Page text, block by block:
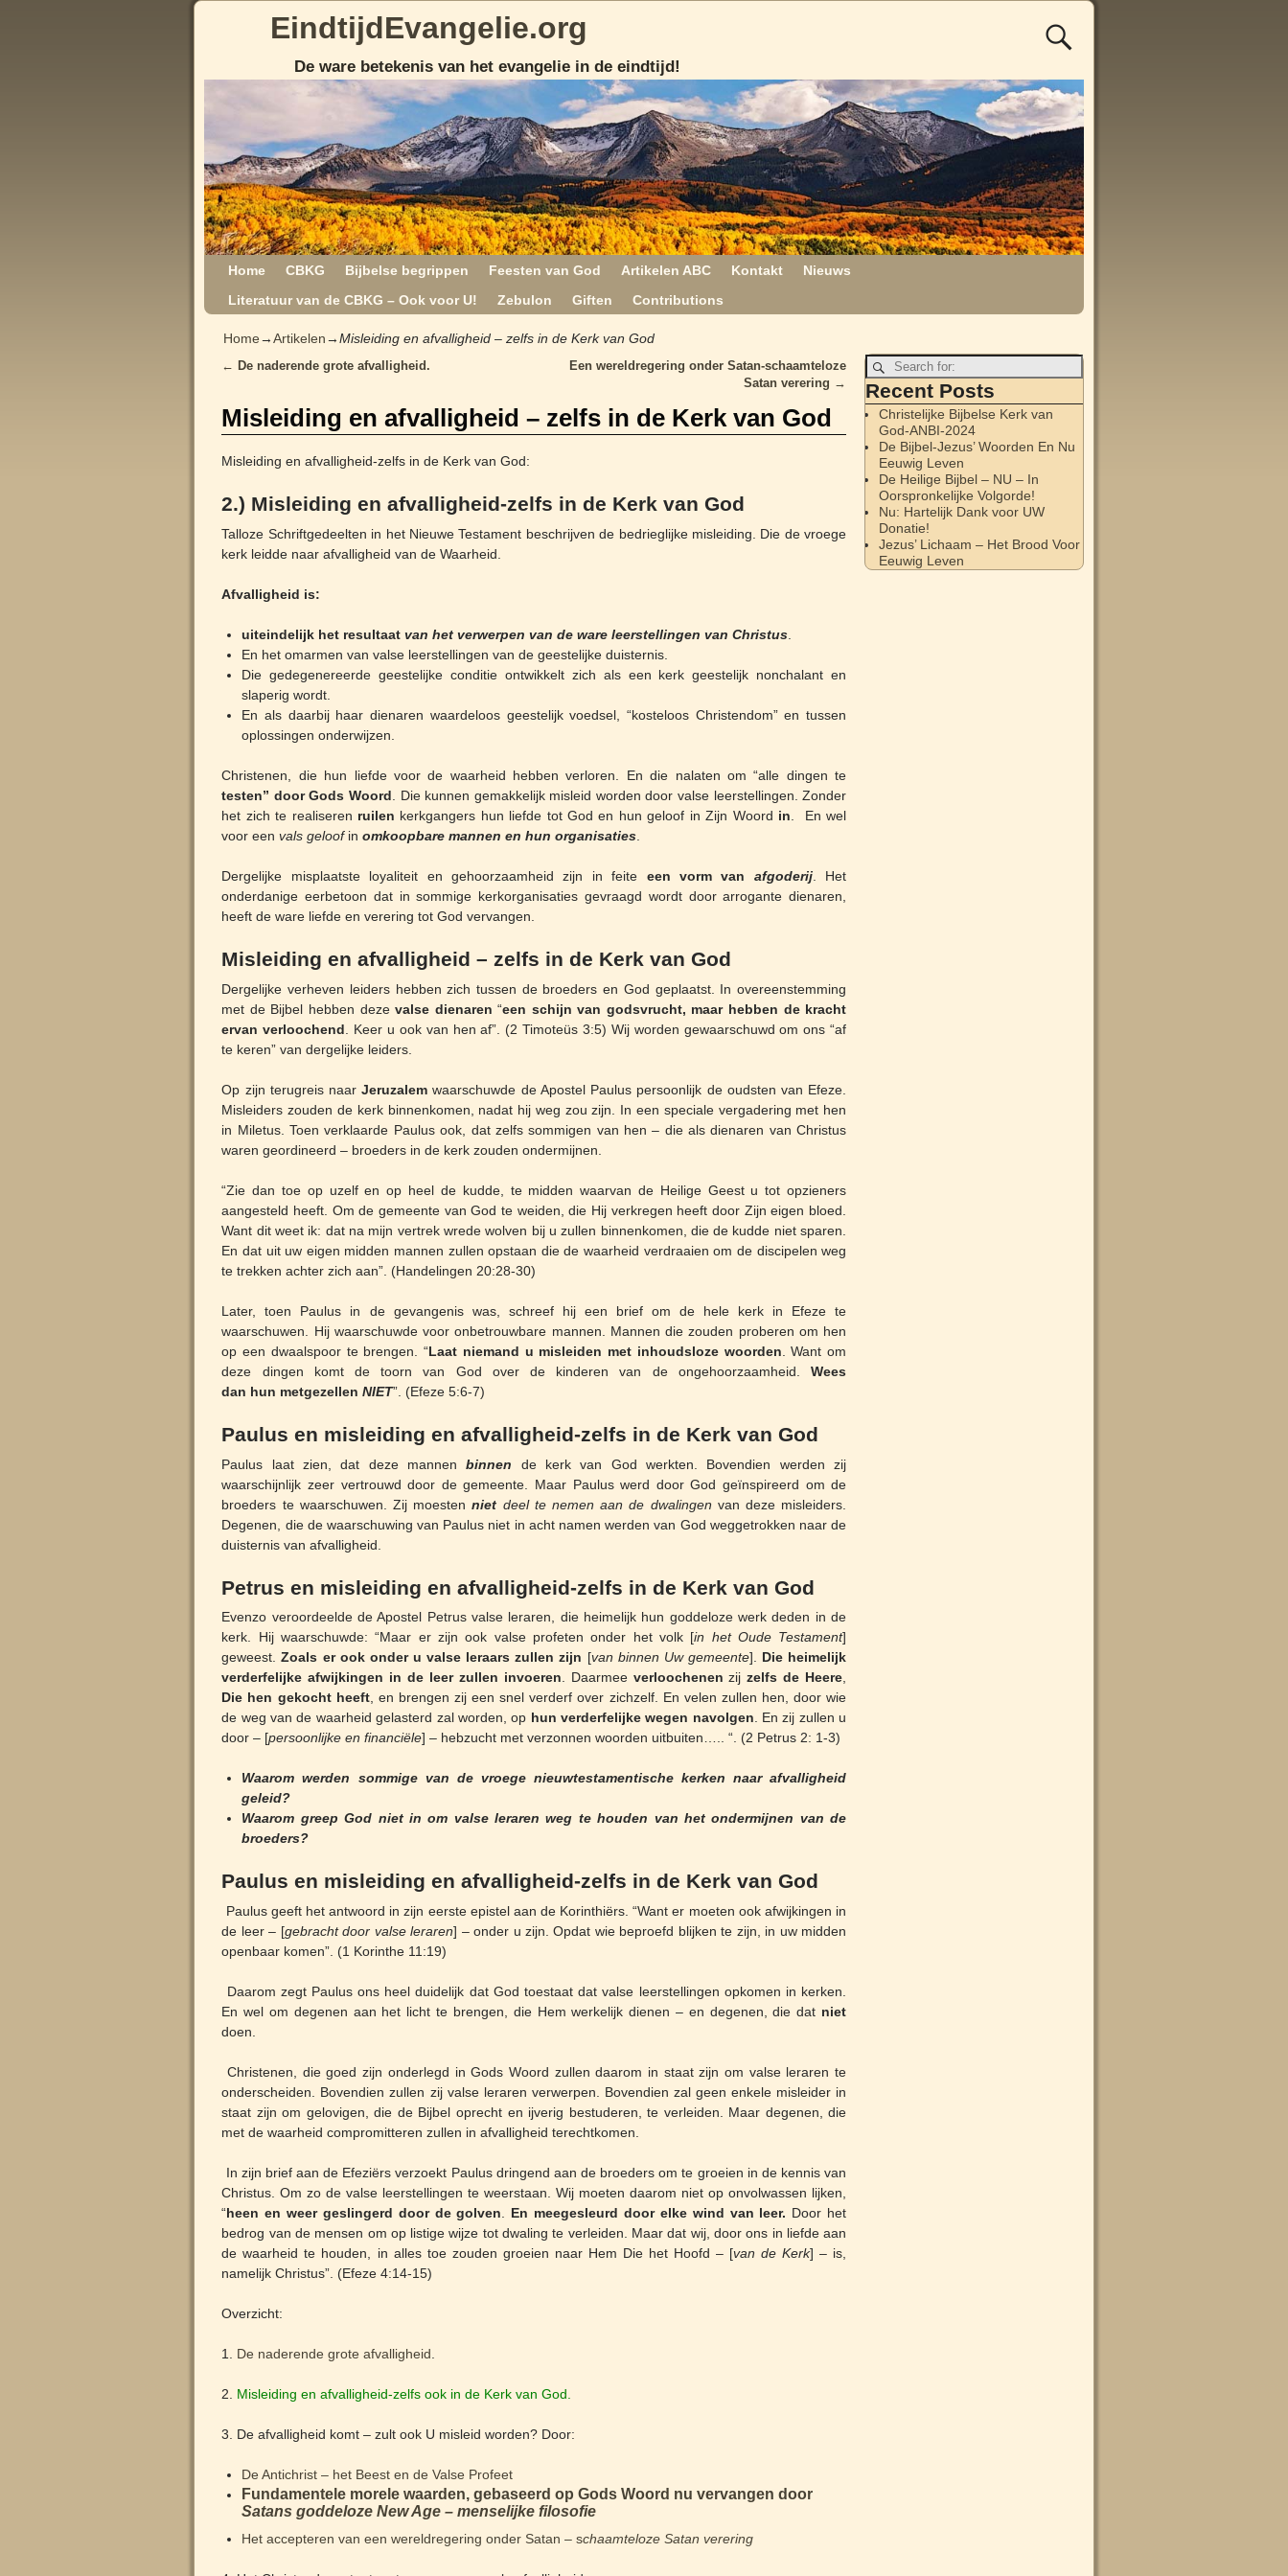
EindtijdEvangelie.org
De ware betekenis van het evangelie in de eindtijd!
Home CBKG Bijbelse begrippen Feesten van God Artikelen ABC Kontakt
Nieuws
Literatuur van de CBKG – Ook voor U!
Zebulon Giften Contributions
Home→Artikelen→Misleiding en afvalligheid – zelfs in de Kerk van God
← De naderende grote afvalligheid.
Een wereldregering onder Satan-schaamteloze
Satan verering →
Misleiding en afvalligheid – zelfs in de Kerk van God
Misleiding en afvalligheid-zelfs in de Kerk van God:
2.) Misleiding en afvalligheid-zelfs in de Kerk van God
Talloze Schriftgedeelten in het Nieuwe Testament beschrijven de bedrieglijke misleiding. Die de vroege
kerk leidde naar afvalligheid van de Waarheid.
Afvalligheid is:
uiteindelijk het resultaat van het verwerpen van de ware leerstellingen van Christus.
En het omarmen van valse leerstellingen van de geestelijke duisternis.
Die gedegenereerde geestelijke conditie ontwikkelt zich als een kerk geestelijk nonchalant en
slaperig wordt.
En als daarbij haar dienaren waardeloos geestelijk voedsel, “kosteloos Christendom” en tussen
oplossingen onderwijzen.
Christenen, die hun liefde voor de waarheid hebben verloren. En die nalaten om “alle dingen te
testen” door Gods Woord. Die kunnen gemakkelijk misleid worden door valse leerstellingen. Zonder
het zich te realiseren ruilen kerkgangers hun liefde tot God en hun geloof in Zijn Woord in. En wel
voor eenvals geloofinomkoopbare mannen en hun organisaties.
Dergelijke misplaatste loyaliteit en gehoorzaamheid zijn in feite een vorm van afgoderij. Het
onderdanige eerbetoon dat in sommige kerkorganisaties gevraagd wordt door arrogante dienaren,
heeft de ware liefde en verering tot God vervangen.
Misleiding en afvalligheid – zelfs in de Kerk van God
Dergelijke verheven leiders hebben zich tussen de broeders en God geplaatst. In overeenstemming
met de Bijbel hebben dezevalse dienaren “een schijn van godsvrucht, maar hebben de kracht
ervan verloochend . Keer u ook van hen af”. (2 Timoteüs 3:5) Wij worden gewaarschuwd om ons “af
te keren” van dergelijke leiders.
Op zijn terugreis naarJeruzalem waarschuwde de Apostel Paulus persoonlijk de oudsten van Efeze.
Misleiders zouden de kerk binnenkomen, nadat hij weg zou zijn. In een speciale vergadering met hen
in Miletus. Toen verklaarde Paulus ook, dat zelfs sommigen van hen – die als dienaren van Christus
waren geordineerd – broeders in de kerk zouden ondermijnen.
“Zie dan toe op uzelf en op heel de kudde, te midden waarvan de Heilige Geest u tot opzieners
aangesteld heeft. Om de gemeente van God te weiden, die Hij verkregen heeft door Zijn eigen bloed.
Want dit weet ik: dat na mijn vertrek wrede wolven bij u zullen binnenkomen, die de kudde niet sparen.
En dat uit uw eigen midden mannen zullen opstaan die de waarheid verdraaien om de discipelen weg
te trekken achter zich aan”. (Handelingen 20:28-30)
Later, toen Paulus in de gevangenis was, schreef hij een brief om de hele kerk in Efeze te
waarschuwen. Hij waarschuwde voor onbetrouwbare mannen. Mannen die zouden proberen om hen
op een dwaalspoor te brengen. “Laat niemand u misleiden met inhoudsloze woorden . Want om
deze dingen komt de toorn van God over de kinderen van de ongehoorzaamheid.Wees
dan hun metgezellenNIET”. (Efeze 5:6-7)
Paulus en misleiding en afvalligheid-zelfs in de Kerk van God
Paulus laat zien, dat deze mannenbinnen de kerk van God werkten. Bovendien werden zij
waarschijnlijk zeer vertrouwd door de gemeente. Maar Paulus werd door God geïnspireerd om de
broeders te waarschuwen. Zij moestenniet deel te nemen aan de dwalingen van deze misleiders.
Degenen, die de waarschuwing van Paulus niet in acht namen werden van God weggetrokken naar de
duisternis van afvalligheid.
Petrus en misleiding en afvalligheid-zelfs in de Kerk van God
Evenzo veroordeelde de Apostel Petrus valse leraren, die heimelijk hun goddeloze werk deden in de
kerk. Hij waarschuwde: “Maar er zijn ook valse profeten onder het volk [in het Oude Testament]
geweest.Zoals er ook onder u valse leraars zullen zijn [van binnen Uw gemeente]. Die heimelijk
verderfelijke afwijkingen in de leer zullen invoeren. Daarmee verloochenen zijzelfs de Heere,
Die hen gekocht heeft, en brengen zij een snel verderf over zichzelf. En velen zullen hen, door wie
de weg van de waarheid gelasterd zal worden, op hun verderfelijke wegen navolgen. En zij zullen u
door – [persoonlijke en financiële] – hebzucht met verzonnen woorden uitbuiten….. “. (2 Petrus 2: 1-3)
Waarom werden sommige van de vroege nieuwtestamentische kerken naar afvalligheid
geleid?
Waarom greep God niet in om valse leraren weg te houden van het ondermijnen van de
broeders?
Paulus en misleiding en afvalligheid-zelfs in de Kerk van God
Paulus geeft het antwoord in zijn eerste epistel aan de Korinthiërs. “Want er moeten ook afwijkingen in
de leer – [gebracht door valse leraren] – onder u zijn. Opdat wie beproefd blijken te zijn, in uw midden
openbaar komen”. (1 Korinthe 11:19)
Daarom zegt Paulus ons heel duidelijk dat God toestaat dat valse leerstellingen opkomen in kerken.
En wel om degenen aan het licht te brengen, die Hem werkelijk dienen – en degenen, die dat niet
doen.
Christenen, die goed zijn onderlegd in Gods Woord zullen daarom in staat zijn om valse leraren te
onderscheiden. Bovendien zullen zij valse leraren verwerpen. Bovendien zal geen enkele misleider in
staat zijn om gelovigen, die de Bijbel oprecht en ijverig bestuderen, te verleiden. Maar degenen, die
met de waarheid compromitteren zullen in afvalligheid terechtkomen.
In zijn brief aan de Efeziërs verzoekt Paulus dringend aan de broeders om te groeien in de kennis van
Christus. Om zo de valse leerstellingen te weerstaan. Wij moeten daarom niet op onvolwassen lijken,
“heen en weer geslingerd door de golven. En meegesleurd door elke wind van leer. Door het
bedrog van de mensen om op listige wijze tot dwaling te verleiden. Maar dat wij, door ons in liefde aan
de waarheid te houden, in alles toe zouden groeien naar Hem Die het Hoofd – [van de Kerk] – is,
namelijk Christus”. (Efeze 4:14-15)
Overzicht:
1. De naderende grote afvalligheid.
2. Misleiding en afvalligheid-zelfs ook in de Kerk van God.
3. De afvalligheid komt – zult ook U misleid worden? Door:
De Antichrist – het Beest en de Valse Profeet
Fundamentele morele waarden, gebaseerd op Gods Woord nu vervangen door
Satans goddeloze New Age – menselijke filosofie
Het accepteren van een wereldregering onder Satan – schaamteloze Satan verering
Recent Posts
Christelijke Bijbelse Kerk van
God-ANBI-2024
De Bijbel-Jezus’ Woorden En Nu
Eeuwig Leven
De Heilige Bijbel – NU – In
Oorspronkelijke Volgorde!
Nu: Hartelijk Dank voor UW
Donatie!
Jezus’ Lichaam – Het Brood Voor
Eeuwig Leven